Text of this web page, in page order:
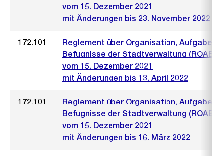
vom 15. Dezember 2021
mit Änderungen bis 23. November 2022
172.101
Reglement über Organisation, Aufgaben
Befugnisse der Stadtverwaltung (ROAB)
vom 15. Dezember 2021
mit Änderungen bis 13. April 2022
172.101
Reglement über Organisation, Aufgaben
Befugnisse der Stadtverwaltung (ROAB)
vom 15. Dezember 2021
mit Änderungen bis 16. März 2022